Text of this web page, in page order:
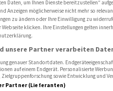
steigt
Daten, um Ihnen Dienste bereitzustellen“
Anzeigen möglicherweise nicht mehr so
zu ändern oder Ihre Einwilligung zu
Webseite klicken. Ihre Einstellungen gelten
unsere Partner verarbeiten
genauer Standortdaten.
auf einem Endgerät. Personalisierte
sowie Entwicklung und
Partner (Lieferanten)